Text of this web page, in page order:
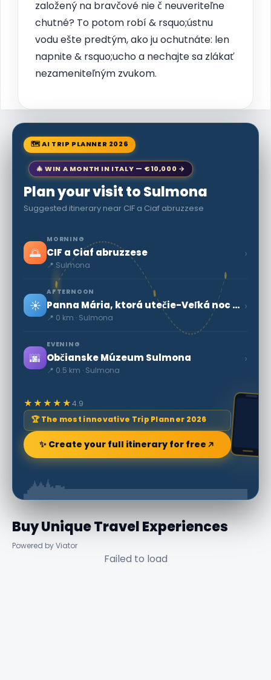
založený na bravčové nie č neuveriteľne
chutné? To potom robí & rsquo;ústnu
vodu ešte predtým, ako ju ochutnáte: len
napnite & rsquo;ucho a nechajte sa zlákať
nezameniteľným zvukom.
🗺 AI TRIP PLANNER 2026
🎄 WIN A MONTH IN ITALY — €10,000 →
Plan your visit to Sulmona
Suggested itinerary near CIF a Ciaf abruzzese
🌅
MORNING
CIF a Ciaf abruzzese
📍 Sulmona
›
☀️
AFTERNOON
Panna Mária, ktorá utečie-Veľká noc v Sulmone
📍 0 km · Sulmona
›
🌆
EVENING
Občianske Múzeum Sulmona
📍 0.5 km · Sulmona
›
★★★★★4.9
🏆 The most innovative Trip Planner 2026
✨ Create your full itinerary for free
Buy Unique Travel Experiences
Powered by Viator
Failed to load